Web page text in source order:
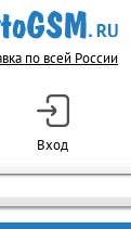
по всей России
Вход